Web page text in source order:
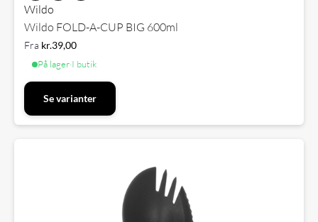
Wildo
Wildo FOLD-A-CUP BIG 600ml
Fra kr.39,00
På lager·I butik
Se varianter